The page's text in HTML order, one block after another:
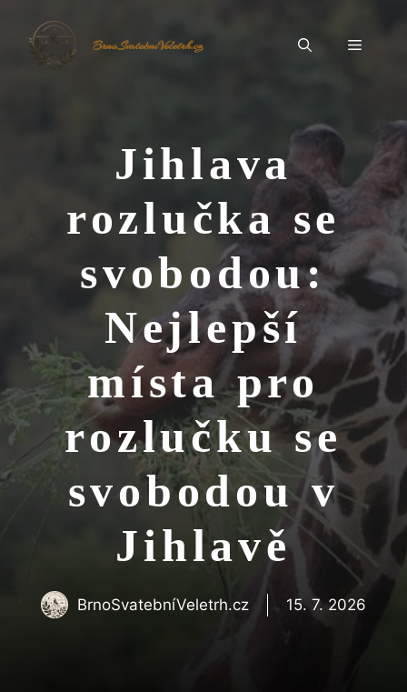
BrnoSvatebníVeletrh.cz Menu
Jihlava
rozlučka se
svobodou:
Nejlepší
místa pro
rozlučku se
svobodou v
Jihlavě
BrnoSvatebníVeletrh.cz 15. 7. 2026